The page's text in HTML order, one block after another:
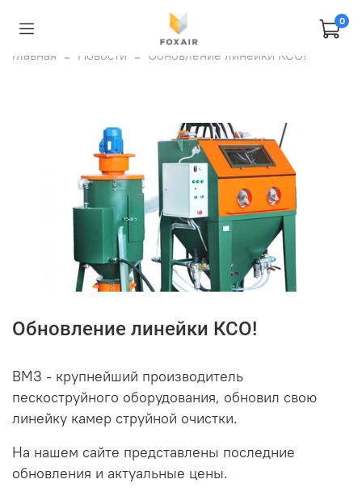
0
Главная Новости Обновление линейки КСО!
Обновление линейки КСО!
ВМЗ - крупнейший производитель
пескоструйного оборудования, обновил свою
линейку камер струйной очистки.
На нашем сайте представлены последние
обновления и актуальные цены.